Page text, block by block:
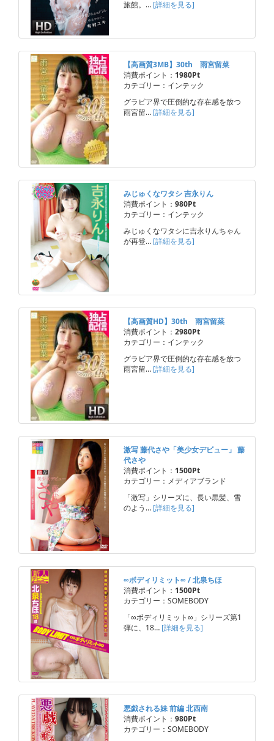
旅館。… [詳細を見る]
【高画質3MB】30th 雨宮留菜
消費ポイント： 1980Pt
カテゴリー：インテック
グラビア界で圧倒的な存在感を放つ
雨宮留… [詳細を見る]
みじゅくなワタシ 吉永りん
消費ポイント： 980Pt
カテゴリー：インテック
みじゅくなワタシに吉永りんちゃん
が再登… [詳細を見る]
【高画質HD】30th 雨宮留菜
消費ポイント： 2980Pt
カテゴリー：インテック
グラビア界で圧倒的な存在感を放つ
雨宮留… [詳細を見る]
激写 藤代さや「美少女デビュー」 藤
代さや
消費ポイント： 1500Pt
カテゴリー：メディアブランド
「激写」シリーズに、長い黒髪、雪
のよう… [詳細を見る]
∞ボディリミット∞ / 北泉ちほ
消費ポイント： 1500Pt
カテゴリー：SOMEBODY
「∞ボディリミット∞」シリーズ第1
弾に、18… [詳細を見る]
悪戯される妹 前編 北西南
消費ポイント： 980Pt
カテゴリー：SOMEBODY